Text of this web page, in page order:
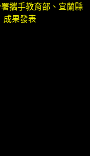
攜手教育部、宜蘭縣
成果發表